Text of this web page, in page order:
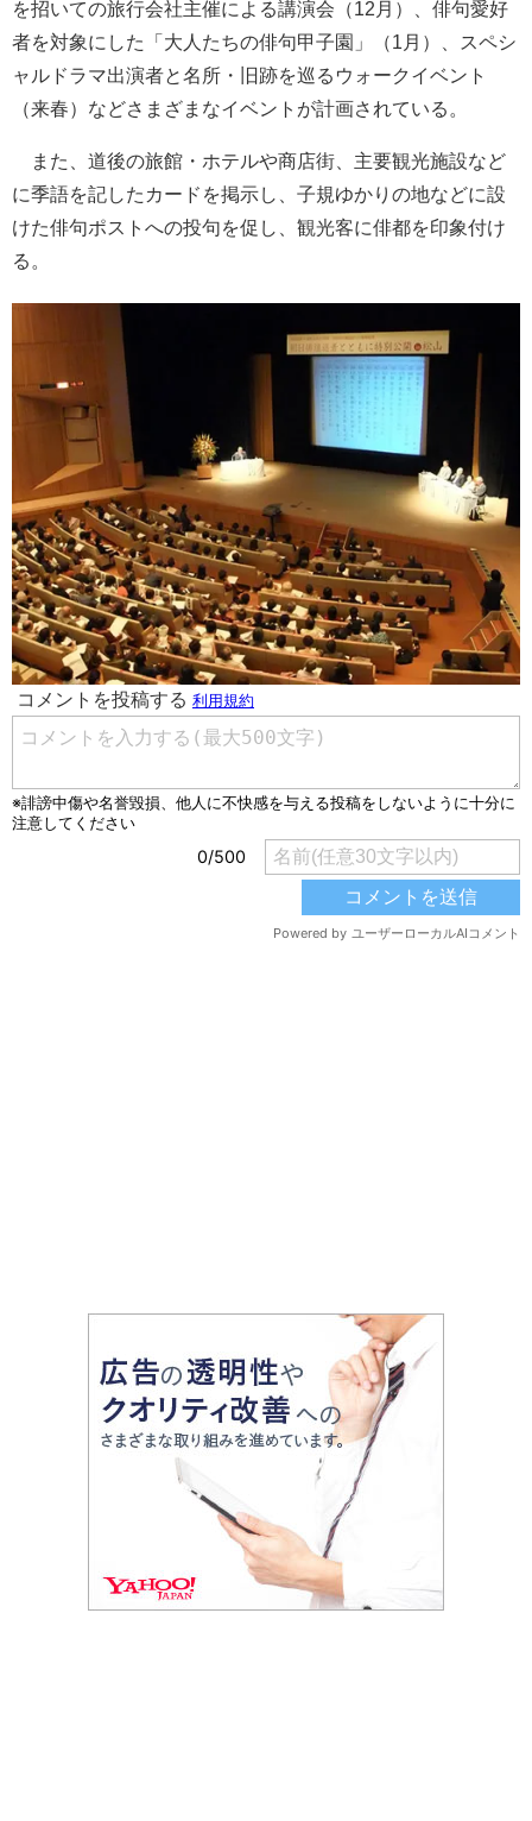
を招いての旅行会社主催による講演会（12月）、俳句愛好
者を対象にした「大人たちの俳句甲子園」（1月）、スペシ
ャルドラマ出演者と名所・旧跡を巡るウォークイベント
（来春）などさまざまなイベントが計画されている。
また、道後の旅館・ホテルや商店街、主要観光施設など
に季語を記したカードを掲示し、子規ゆかりの地などに設
けた俳句ポストへの投句を促し、観光客に俳都を印象付け
る。